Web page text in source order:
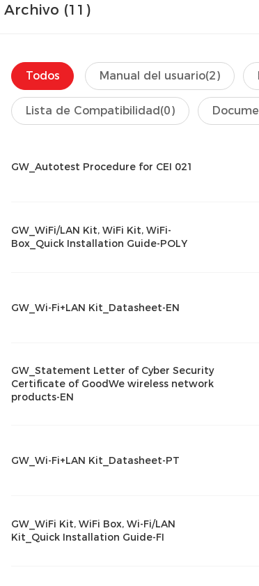
Archivo (11 )
Todos Manual del usuario(2)
Lista de Compatibilidad (0)
GW_Autotest Procedure for CEI 021
GW_WiFi/LAN Kit, WiFi Kit, WiFi-
Box_Quick Installation Guide-POLY
GW_Wi-Fi+LAN Kit_Datasheet-EN
GW_Statement Letter of Cyber Security
Certificate of GoodWe wireless network
products-EN
GW_Wi-Fi+LAN Kit_Datasheet-PT
GW_WiFi Kit, WiFi Box, Wi-Fi/LAN
Kit_Quick Installation Guide-FI